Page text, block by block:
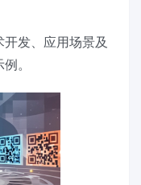
发、应用场景及
。